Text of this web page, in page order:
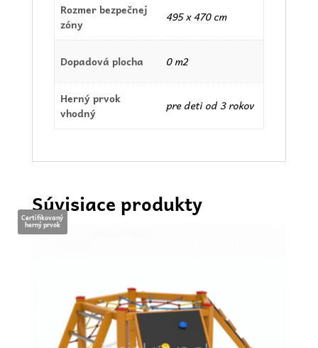
Rozmer bezpečnej
zóny
495 x 470 cm
Dopadová plocha 0 m2
Herný prvok
vhodný
pre deti od 3 rokov
Súvisiace produkty
Certifikovaný
herný prvok